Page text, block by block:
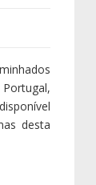
desta